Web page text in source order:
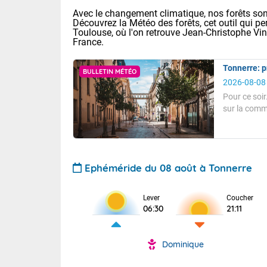
Pour la
Les
sensible,
Tendance
Avec le changement climatique, nos forêts
Découvrez la Météo des forêts, cet outil qui
Toulouse, où l'on retrouve Jean-Christophe
France.
BULLETIN MÉTÉO
Tonnerre:
2026-08-
Pour ce soir.
sur la
Pour ce soir.
hectopascals.
Les
Ephéméride du 08 août à Tonnerre
Lever
06:30
Coucher
21:11
Dominique
Voici les
29/16 Paris
Clermont-Fd
Temps
(2A),
Savoie